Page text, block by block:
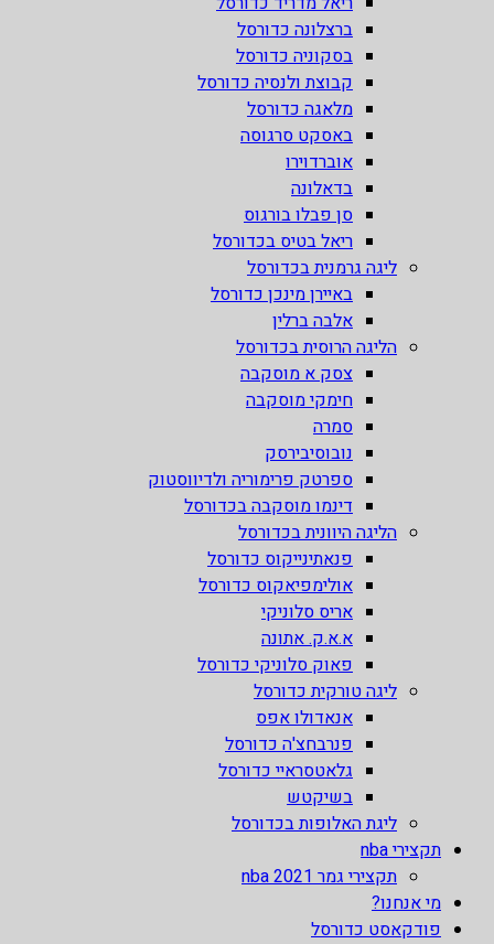
ברצלונה כדורסל
בסקוניה כדורסל
קבוצת ולנסיה כדורסל
מלאגה כדורסל
באסקט סרגוסה
אוברדוירו
בדאלונה
סן פבלו בורגוס
ריאל בטיס בכדורסל
ליגה גרמנית בכדורסל
באיירן מינכן כדורסל
אלבה ברלין
הליגה הרוסית בכדורסל
צסק א מוסקבה
חימקי מוסקבה
סמרה
נובוסיבירסק
ספרטק פרימוריה ולדיווסטוק
דינמו מוסקבה בכדורסל
הליגה היוונית בכדורסל
פנאתינייקוס כדורסל
אולימפיאקוס כדורסל
אריס סלוניקי
א.א.ק. אתונה
פאוק סלוניקי כדורסל
ליגה טורקית כדורסל
אנאדולו אפס
פנרבחצ'ה כדורסל
גלאטסראיי כדורסל
בשיקטש
ליגת האלופות בכדורסל
תקצירי nba
תקצירי גמר nba 2021
מי אנחנו?
פודקאסט כדורסל